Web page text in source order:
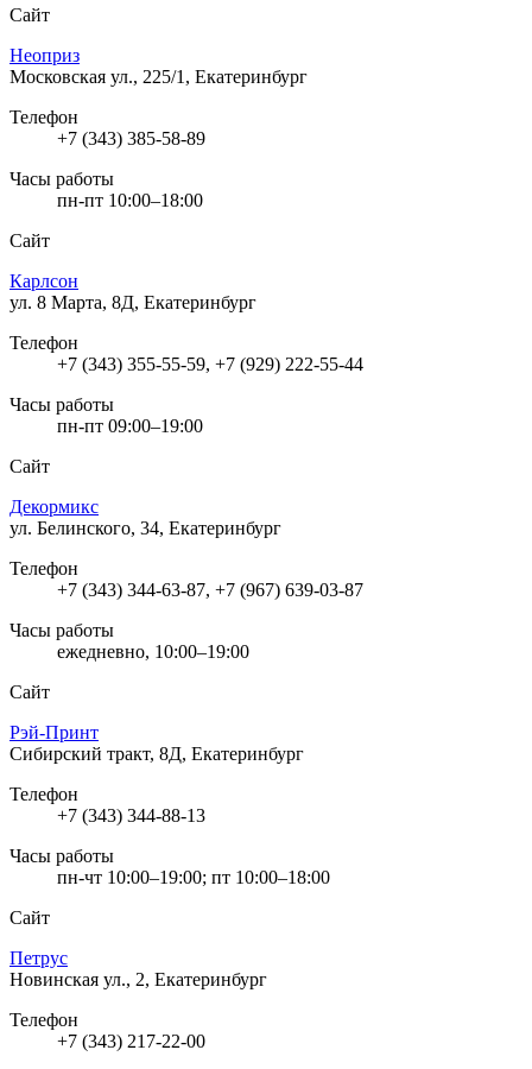
Сайт
Неоприз
Московская ул., 225/1, Екатеринбург
Телефон
+7 (343) 385-58-89
Часы работы
пн-пт 10:00–18:00
Сайт
Карлсон
ул. 8 Марта, 8Д, Екатеринбург
Телефон
+7 (343) 355-55-59, +7 (929) 222-55-44
Часы работы
пн-пт 09:00–19:00
Сайт
Декормикс
ул. Белинского, 34, Екатеринбург
Телефон
+7 (343) 344-63-87, +7 (967) 639-03-87
Часы работы
ежедневно, 10:00–19:00
Сайт
Рэй-Принт
Сибирский тракт, 8Д, Екатеринбург
Телефон
+7 (343) 344-88-13
Часы работы
пн-чт 10:00–19:00; пт 10:00–18:00
Сайт
Петрус
Новинская ул., 2, Екатеринбург
Телефон
+7 (343) 217-22-00